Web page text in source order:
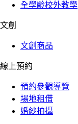
全學齡校外教學
文創
文創商品
線上預約
預約參觀導覽
場地租借
婚紗拍攝